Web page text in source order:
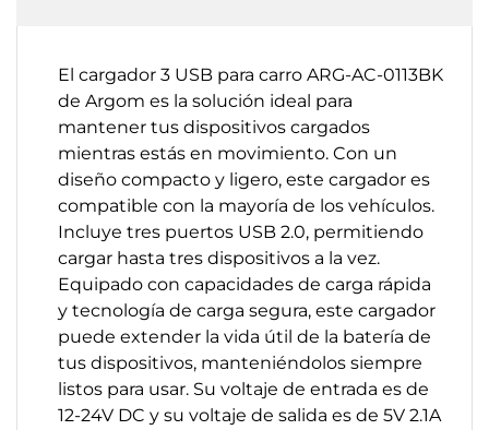
El cargador 3 USB para carro ARG-AC-0113BK
de Argom es la solución ideal para
mantener tus dispositivos cargados
mientras estás en movimiento. Con un
diseño compacto y ligero, este cargador es
compatible con la mayoría de los vehículos.
Incluye tres puertos USB 2.0, permitiendo
cargar hasta tres dispositivos a la vez.
Equipado con capacidades de carga rápida
y tecnología de carga segura, este cargador
puede extender la vida útil de la batería de
tus dispositivos, manteniéndolos siempre
listos para usar. Su voltaje de entrada es de
12-24V DC y su voltaje de salida es de 5V 2.1A